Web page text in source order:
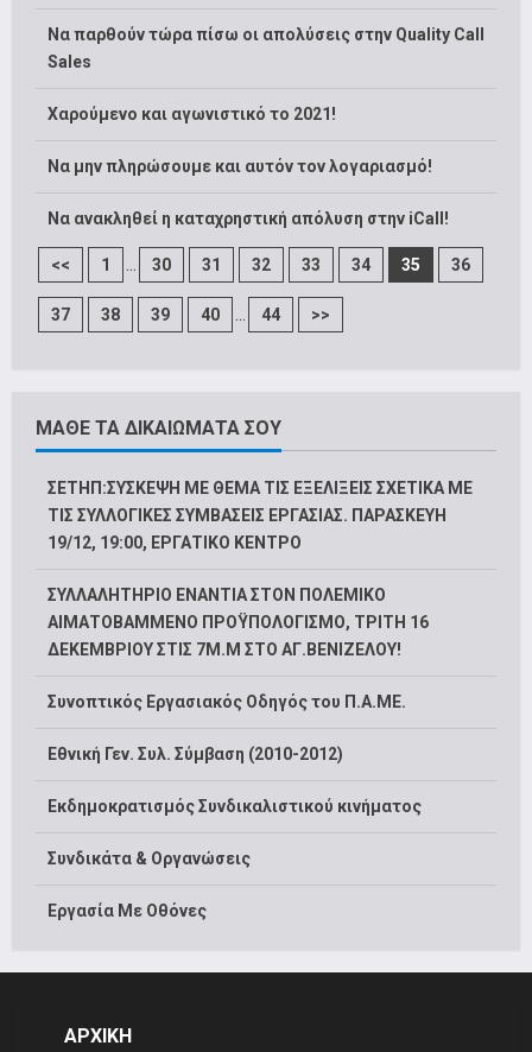
Να παρθούν τώρα πίσω οι απολύσεις στην Quality Call
Sales
Χαρούμενο και αγωνιστικό το 2021!
Να μην πληρώσουμε και αυτόν τον λογαριασμό!
Να ανακληθεί η καταχρηστική απόλυση στην iCall!
<< 1 ... 30 31 32 33 34 35 36
37 38 39 40 ... 44 >>
ΜΑΘΕ ΤΑ ΔΙΚΑΙΩΜΑΤΑ ΣΟΥ
ΣΕΤΗΠ:ΣΥΣΚΕΨΗ ΜΕ ΘΕΜΑ ΤΙΣ ΕΞΕΛΙΞΕΙΣ ΣΧΕΤΙΚΑ ΜΕ
ΤΙΣ ΣΥΛΛΟΓΙΚΕΣ ΣΥΜΒΑΣΕΙΣ ΕΡΓΑΣΙΑΣ. ΠΑΡΑΣΚΕΥΗ
19/12, 19:00, ΕΡΓΑΤΙΚΟ ΚΕΝΤΡΟ
ΣΥΛΛΑΛΗΤΗΡΙΟ ΕΝΑΝΤΙΑ ΣΤΟΝ ΠΟΛΕΜΙΚΟ
ΑΙΜΑΤΟΒΑΜΜΕΝΟ ΠΡΟΫΠΟΛΟΓΙΣΜΟ, ΤΡΙΤΗ 16
ΔΕΚΕΜΒΡΙΟΥ ΣΤΙΣ 7Μ.Μ ΣΤΟ ΑΓ.ΒΕΝΙΖΕΛΟΥ!
Συνοπτικός Εργασιακός Οδηγός του Π.Α.ΜΕ.
Εθνική Γεν. Συλ. Σύμβαση (2010-2012)
Εκδημοκρατισμός Συνδικαλιστικού κινήματος
Συνδικάτα & Οργανώσεις
Εργασία Με Οθόνες
ΑΡΧΙΚΗ